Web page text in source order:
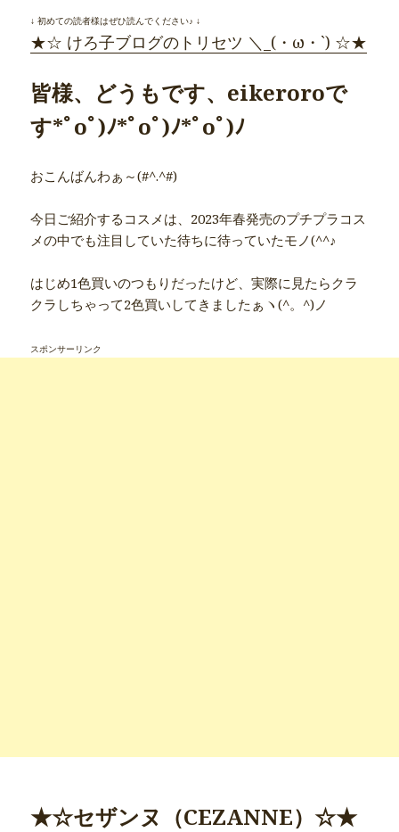
↓ 初めての読者様はぜひ読んでください♪ ↓
★☆ けろ子ブログのトリセツ ＼_(・ω・`) ☆★
皆様、どうもです、eikeroroで
す*ﾟoﾟ)ﾉ*ﾟoﾟ)ﾉ*ﾟoﾟ)ﾉ
おこんばんわぁ～(#^.^#)
今日ご紹介するコスメは、2023年春発売のプチプラコス
メの中でも注目していた待ちに待っていたモノ(^^♪
はじめ1色買いのつもりだったけど、実際に見たらクラ
クラしちゃって2色買いしてきましたぁヽ(^。^)ノ
スポンサーリンク
★☆セザンヌ（CEZANNE）☆★